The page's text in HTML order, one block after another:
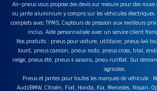
Air-pneus vous propose des devis sur mesure pour des
ou jante aluminium y compris sur les véhicules électriques.
complets avec TPMS, Capteurs de pression aux meilleurs
inclus. Aide personnalisée avec un service client
Nos produits : pneus pour voiture, utilitaire, pneus 4x4
lourd, pneus camion, pneus moto, pneus cross, trial,
neige, pneus été, pneus 4 saisons, pneu runflat. Sur
agricoles.
Pneus et jantes pour toutes les marques de véhicule :
Audi/BMW, Citroën, Fiat, Honda, Kia, Mercedes, Nissan,